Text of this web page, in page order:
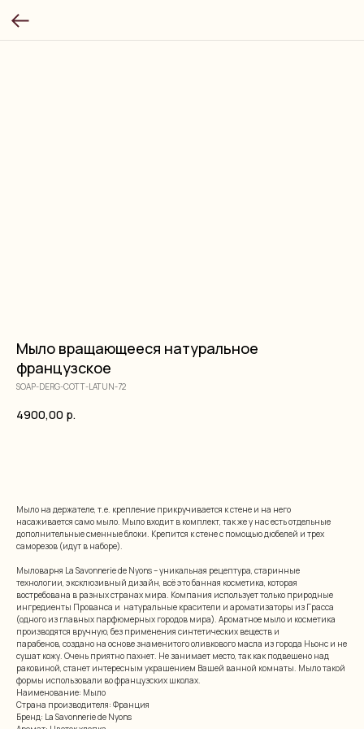
Мыло вращающееся натуральное
французское
SOAP-DERG-COTT-LATUN-72
4900,00 р.
Мыло на держателе, т.е. крепление прикручивается к стене и на него
насаживается само мыло. Мыло входит в комплект, так же у нас есть отдельные
дополнительные сменные блоки. Крепится к стене с помощью дюбелей и трех
саморезов (идут в наборе).
Мыловарня La Savonnerie de Nyons – уникальная рецептура, старинные
технологии, эксклюзивный дизайн, всё это банная косметика, которая
востребована в разных странах мира. Компания использует только природные
ингредиенты Прованса и натуральные красители и ароматизаторы из Грасса
(одного из главных парфюмерных городов мира). Ароматное мыло и косметика
производятся вручную, без применения синтетических веществ и
парабенов, создано на основе знаменитого оливкового масла из города Ньонс и не
сушат кожу. Очень приятно пахнет. Не занимает место, так как подвешено над
раковиной, станет интересным украшением Вашей ванной комнаты. Мыло такой
формы использовали во французских школах.
Наименование: Мыло
Страна производителя: Франция
Бренд: La Savonnerie de Nyons